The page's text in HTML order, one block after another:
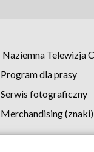
Naziemna Telewizja
Program dla prasy
Serwis fotograficzny
Merchandising (znaki)